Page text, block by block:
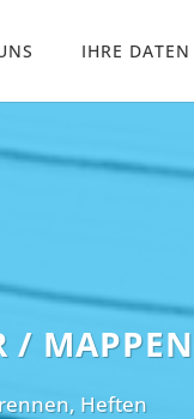
IHRE DATEN
/ MAPPEN
Heften